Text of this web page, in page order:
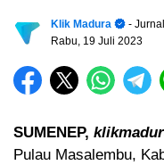
Klik Madura
-
Rabu, 19 Juli 2023
SUMENEP,
Pulau Masalembu,